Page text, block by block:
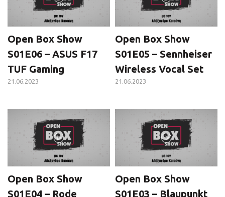
Open Box Show
S01E06 – ASUS F17
TUF Gaming
21.06.2023
Open Box Show
S01E05 – Sennheiser
Wireless Vocal Set
21.06.2023
Open Box Show
S01E04 – Rode
Open Box Show
S01E03 – Blaupunkt